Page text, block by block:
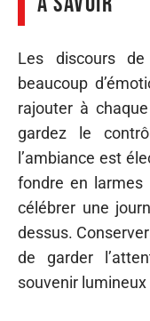
Les discours
beaucoup
rajouter à
gardez le
l’ambiance est
fondre en larmes
célébrer une
dessus.
de garder
souvenir